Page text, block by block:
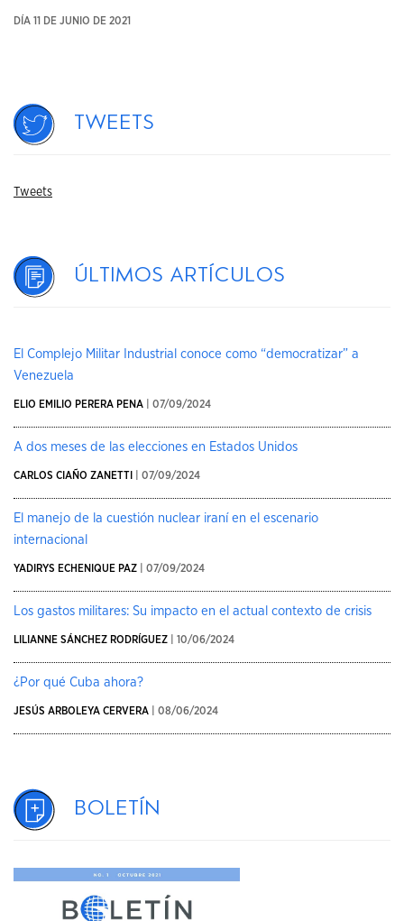
DÍA 11 DE JUNIO DE 2021
Tweets
Tweets
Últimos artículos
El Complejo Militar Industrial conoce como “democratizar” a
Venezuela
ELIO EMILIO PERERA PENA | 07/09/2024
A dos meses de las elecciones en Estados Unidos
CARLOS CIAÑO ZANETTI | 07/09/2024
El manejo de la cuestión nuclear iraní en el escenario
internacional
YADIRYS ECHENIQUE PAZ | 07/09/2024
Los gastos militares: Su impacto en el actual contexto de crisis
LILIANNE SÁNCHEZ RODRÍGUEZ | 10/06/2024
¿Por qué Cuba ahora?
JESÚS ARBOLEYA CERVERA | 08/06/2024
Boletín